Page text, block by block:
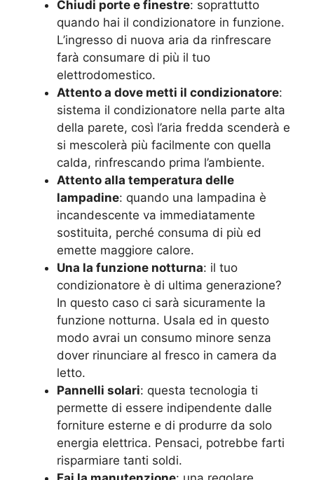
Chiudi porte e finestre: soprattutto
quando hai il condizionatore in funzione.
L’ingresso di nuova aria da rinfrescare
farà consumare di più il tuo
elettrodomestico.
Attento a dove metti il condizionatore:
sistema il condizionatore nella parte alta
della parete, così l’aria fredda scenderà e
si mescolerà più facilmente con quella
calda, rinfrescando prima l’ambiente.
Attento alla temperatura delle
lampadine: quando una lampadina è
incandescente va immediatamente
sostituita, perché consuma di più ed
emette maggiore calore.
Una la funzione notturna: il tuo
condizionatore è di ultima generazione?
In questo caso ci sarà sicuramente la
funzione notturna. Usala ed in questo
modo avrai un consumo minore senza
dover rinunciare al fresco in camera da
letto.
Pannelli solari: questa tecnologia ti
permette di essere indipendente dalle
forniture esterne e di produrre da solo
energia elettrica. Pensaci, potrebbe farti
risparmiare tanti soldi.